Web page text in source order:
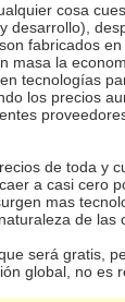
cosa
desarrollo),
fabricados
masa la
tecnologías
los precios
de toda y
a casi cero
mas
de las
será gratis,
global, no es